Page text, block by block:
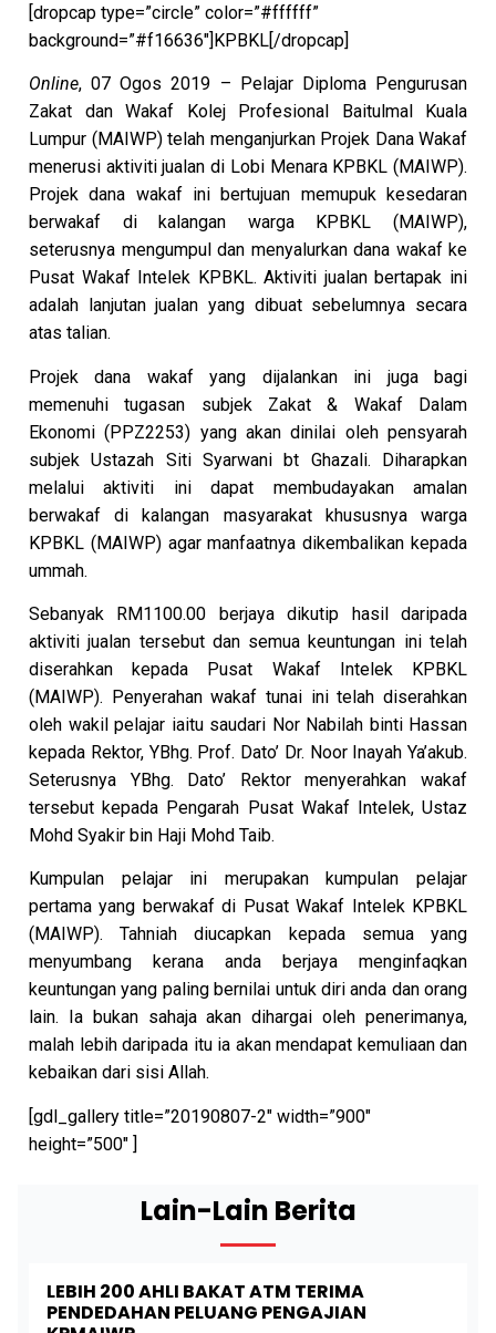
[dropcap type=”circle” color=”#ffffff”
background=”#f16636″]KPBKL[/dropcap]
Online, 07 Ogos 2019 – Pelajar Diploma Pengurusan
Zakat dan Wakaf Kolej Profesional Baitulmal Kuala
Lumpur (MAIWP) telah menganjurkan Projek Dana Wakaf
menerusi aktiviti jualan di Lobi Menara KPBKL (MAIWP).
Projek dana wakaf ini bertujuan memupuk kesedaran
berwakaf di kalangan warga KPBKL (MAIWP),
seterusnya mengumpul dan menyalurkan dana wakaf ke
Pusat Wakaf Intelek KPBKL. Aktiviti jualan bertapak ini
adalah lanjutan jualan yang dibuat sebelumnya secara
atas talian.
Projek dana wakaf yang dijalankan ini juga bagi
memenuhi tugasan subjek Zakat & Wakaf Dalam
Ekonomi (PPZ2253) yang akan dinilai oleh pensyarah
subjek Ustazah Siti Syarwani bt Ghazali. Diharapkan
melalui aktiviti ini dapat membudayakan amalan
berwakaf di kalangan masyarakat khususnya warga
KPBKL (MAIWP) agar manfaatnya dikembalikan kepada
ummah.
Sebanyak RM1100.00 berjaya dikutip hasil daripada
aktiviti jualan tersebut dan semua keuntungan ini telah
diserahkan kepada Pusat Wakaf Intelek KPBKL
(MAIWP). Penyerahan wakaf tunai ini telah diserahkan
oleh wakil pelajar iaitu saudari Nor Nabilah binti Hassan
kepada Rektor, YBhg. Prof. Dato’ Dr. Noor Inayah Ya’akub.
Seterusnya YBhg. Dato’ Rektor menyerahkan wakaf
tersebut kepada Pengarah Pusat Wakaf Intelek, Ustaz
Mohd Syakir bin Haji Mohd Taib.
Kumpulan pelajar ini merupakan kumpulan pelajar
pertama yang berwakaf di Pusat Wakaf Intelek KPBKL
(MAIWP). Tahniah diucapkan kepada semua yang
menyumbang kerana anda berjaya menginfaqkan
keuntungan yang paling bernilai untuk diri anda dan orang
lain. Ia bukan sahaja akan dihargai oleh penerimanya,
malah lebih daripada itu ia akan mendapat kemuliaan dan
kebaikan dari sisi Allah.
[gdl_gallery title=”20190807-2″ width=”900″
height=”500″ ]
Lain-Lain Berita
LEBIH 200 AHLI BAKAT ATM TERIMA
PENDEDAHAN PELUANG PENGAJIAN